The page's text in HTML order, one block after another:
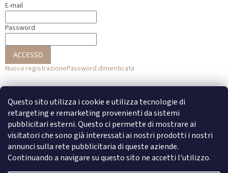
Questo sito utilizza i cookie e utilizza tecnologie di
retargeting e remarketing provenienti da sistemi
pubblicitari esterni. Questo ci permette di mostrare ai
visitatori che sono già interessati ai nostri prodotti i nostri
annunci sulla rete pubblicitaria di queste aziende.
Continuando a navigare su questo sito ne accetti l'utilizzo.
E-mail
Password
ACCESSO
Nuova registrazionePassword dimenticata
o
Accesso con Facebook
Accesso con Google